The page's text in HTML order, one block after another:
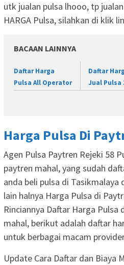
utk jualan pulsa lhooo, tp
HARGA Pulsa, silahkan di klik
BACAAN LAINNYA
Daftar Harga
Pulsa All Operator
Daftar
Jual Pulsa
Harga Pulsa Di
Agen Pulsa Paytren Rejeki 58
paytren mahal, yang sudah
anda beli pulsa di Tasikmalaya
lain halnya Harga Pulsa di
Rinciannya Daftar Harga Pulsa
mahal, berikut adalah daftar
untuk berbagai macam
Update Cara Daftar dan Biaya